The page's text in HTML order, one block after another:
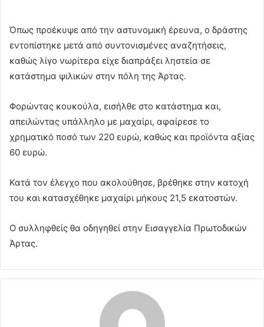
Όπως προέκυψε από την αστυνομική έρευνα, ο δράστης
εντοπίστηκε μετά από συντονισμένες αναζητήσεις,
καθώς λίγο νωρίτερα είχε διαπράξει ληστεία σε
κατάστημα ψιλικών στην πόλη της Άρτας.
Φορώντας κουκούλα, εισήλθε στο κατάστημα και,
απειλώντας υπάλληλο με μαχαίρι, αφαίρεσε το
χρηματικό ποσό των 220 ευρώ, καθώς και προϊόντα αξίας
60 ευρώ.
Κατά τον έλεγχο που ακολούθησε, βρέθηκε στην κατοχή
του και κατασχέθηκε μαχαίρι μήκους 21,5 εκατοστών.
Ο συλληφθείς θα οδηγηθεί στην Εισαγγελία Πρωτοδικών
Άρτας.